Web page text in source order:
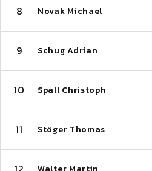
8 Novak Michael
9 Schug Adrian
10 Spall Christoph
11 Stöger Thomas